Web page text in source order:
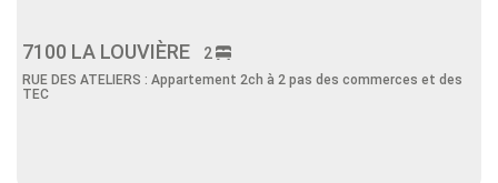
7100 LA LOUVIÈRE 2
RUE DES ATELIERS : Appartement 2ch à 2 pas des commerces et des
TEC